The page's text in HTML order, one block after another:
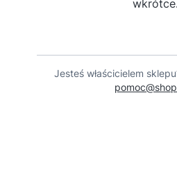
wkrótce.
Jesteś właścicielem